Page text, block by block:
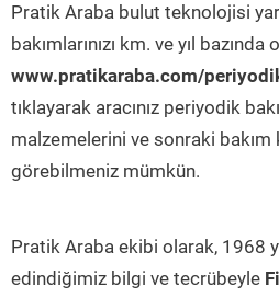
Pratik Araba bulut teknolojisi
bakımlarınızı km. ve yıl
www.pratikaraba.com/
tıklayarak aracınız periyodik
malzemelerini ve sonraki bakım
görebilmeniz mümkün.
Pratik Araba ekibi olarak, 1968
edindiğimiz bilgi ve tecrübeyle